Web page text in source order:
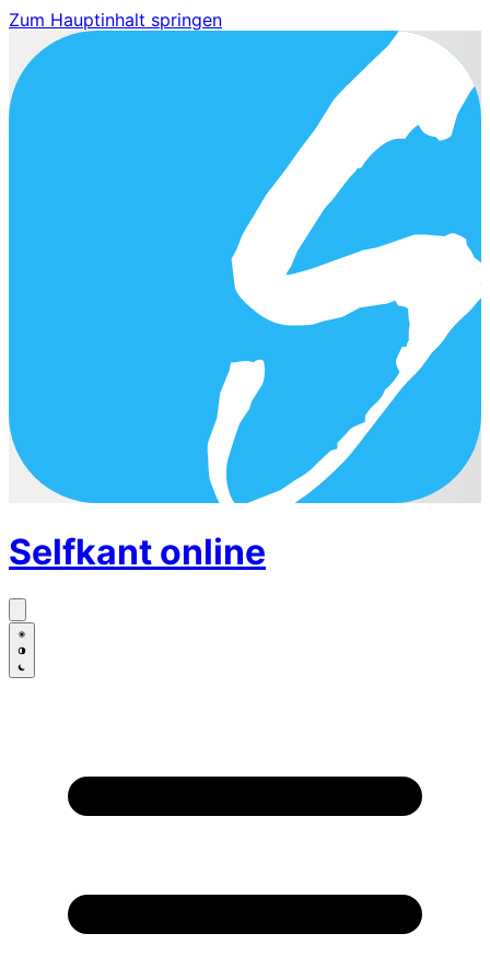
Zum Hauptinhalt springen
Selfkant online